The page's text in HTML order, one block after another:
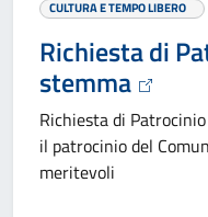
CULTURA E TEMPO LIBERO
Richiesta di
stemma
Richiesta di
il patrocinio del
meritevoli